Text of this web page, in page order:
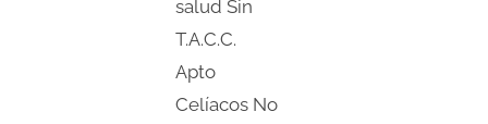
salud Sin
T.A.C.C.
Apto
Celíacos No